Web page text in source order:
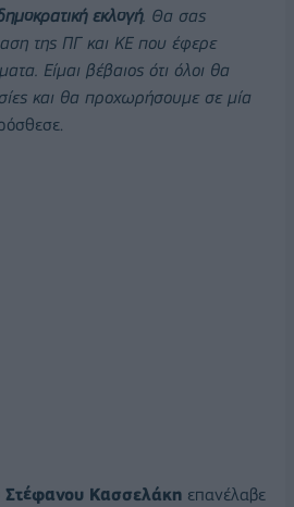
εκλογή. Θα σας
της ΠΓ και ΚΕ που έφερε
Είμαι βέβαιος ότι όλοι θα
και θα προχωρήσουμε σε μία
Στέφανου Κασσελάκη επανέλαβε